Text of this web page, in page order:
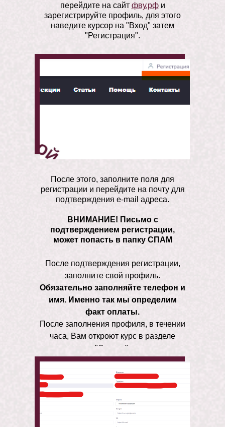
перейдите на сайт фву.рфи
зарегистрируйте профиль, для этого
наведите курсор на "Вход" затем
"Регистрация".
После этого, заполните поля для
регистрации и перейдите на почту для
подтверждения e-mail адреса.
ВНИМАНИЕ! Письмо с
подтверждением регистрации,
может попасть в папку СПАМ
После подтверждения регистрации,
заполните свой профиль.
Обязательно заполняйте телефон и
имя. Именно так мы определим
факт оплаты.
После заполнения профиля, в течении
часа, Вам откроют курс в разделе
"Лекции".